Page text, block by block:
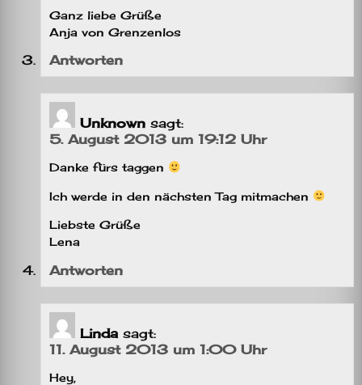
Ganz liebe Grüße
Anja von Grenzenlos
Antworten
Unknown sagt:
5. August 2013 um 19:12 Uhr
Danke fürs taggen
Ich werde in den nächsten Tag mitmachen
Liebste Grüße
Lena
Antworten
Linda sagt:
11. August 2013 um 1:00 Uhr
Hey,